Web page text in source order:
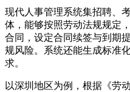
现代人事管理系统集招聘、
体，能够按照劳动法规规定
合同，设定合同续签与到期
规风险。系统还能生成标准
求。
以深圳地区为例，根据《劳